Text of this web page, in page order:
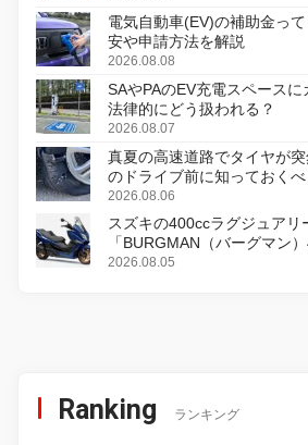
電気自動車(EV)の補助金っ
安や申請方法を解説
2026.08.08
SAやPAのEV充電スペースに
法律的にどう扱われる？
2026.08.07
真夏の高速道路でタイヤが
のドライブ前に知っておく
2026.08.06
スズキの400ccラグジュアリ
「BURGMAN（バーグマン
変更し、8月18日に発売
2026.08.05
Ranking ランキング